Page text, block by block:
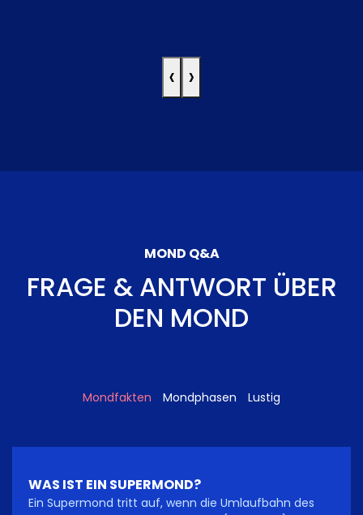
‹ ›
MOND Q&A
FRAGE & ANTWORT ÜBER
DEN MOND
Mondfakten Mondphasen Lustig
WAS IST EIN SUPERMOND?
Ein Supermond tritt auf, wenn die Umlaufbahn des